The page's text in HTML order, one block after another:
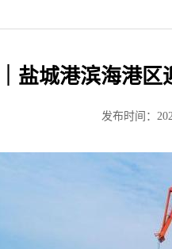
盐城港滨海港
发布时间：